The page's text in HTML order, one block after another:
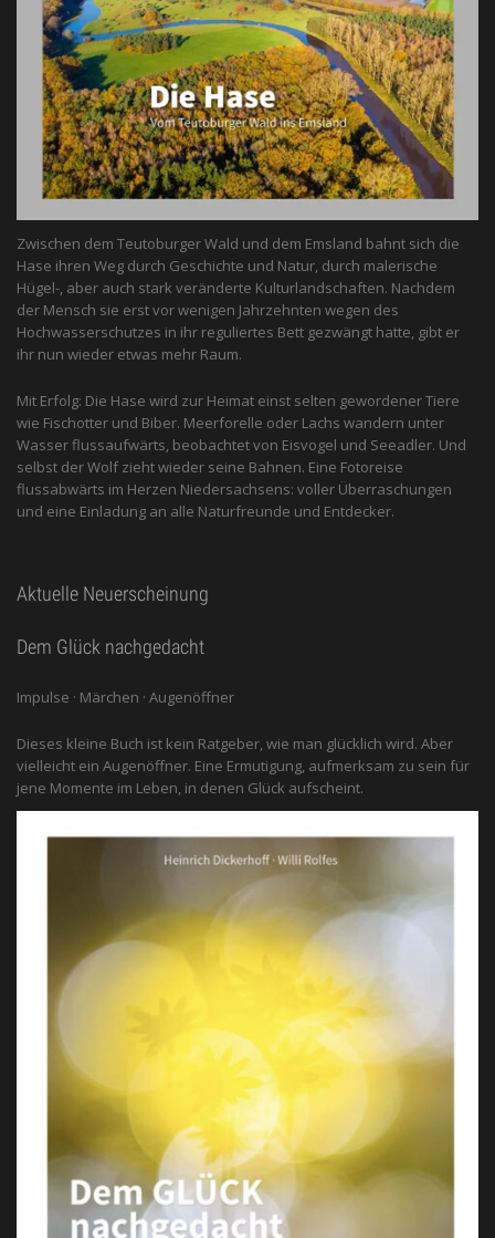
Zwischen dem Teutoburger Wald und dem Emsland bahnt sich die
Hase ihren Weg durch Geschichte und Natur, durch malerische
Hügel-, aber auch stark veränderte Kulturlandschaften. Nachdem
der Mensch sie erst vor wenigen Jahrzehnten wegen des
Hochwasserschutzes in ihr reguliertes Bett gezwängt hatte, gibt er
ihr nun wieder etwas mehr Raum.
Mit Erfolg: Die Hase wird zur Heimat einst selten gewordener Tiere
wie Fischotter und Biber. Meerforelle oder Lachs wandern unter
Wasser flussaufwärts, beobachtet von Eis­vogel und See­adler. Und
selbst der Wolf zieht wieder seine Bahnen. Eine Fotoreise
flussabwärts im Herzen Niedersachsens: voller Überraschungen
und eine Einladung an alle ­Naturfreunde und Entdecker.
Aktuelle Neuerscheinung
Dem Glück nachgedacht
Impulse · Märchen · Augenöffner
Dieses kleine Buch ist kein Ratgeber, wie man glücklich wird. Aber
vielleicht ein Augenöffner. Eine Ermutigung, aufmerksam zu sein für
jene Momente im Leben, in denen Glück aufscheint.